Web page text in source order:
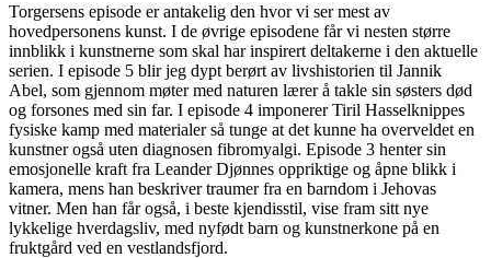
Torgersens episode er antakelig den hvor vi ser mest av
hovedpersonens kunst. I de øvrige episodene får vi nesten større
innblikk i kunstnerne som skal har inspirert deltakerne i den aktuelle
serien. I episode 5 blir jeg dypt berørt av livshistorien til Jannik
Abel, som gjennom møter med naturen lærer å takle sin søsters død
og forsones med sin far. I episode 4 imponerer Tiril Hasselknippes
fysiske kamp med materialer så tunge at det kunne ha overveldet en
kunstner også uten diagnosen fibromyalgi. Episode 3 henter sin
emosjonelle kraft fra Leander Djønnes oppriktige og åpne blikk i
kamera, mens han beskriver traumer fra en barndom i Jehovas
vitner. Men han får også, i beste kjendisstil, vise fram sitt nye
lykkelige hverdagsliv, med nyfødt barn og kunstnerkone på en
fruktgård ved en vestlandsfjord.